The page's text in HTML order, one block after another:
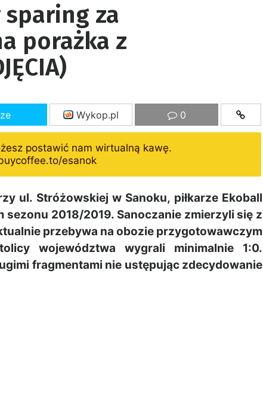
sparing za
porażka z
Wykop.pl 0
postawić nam wirtualną kawę.
esanok
ul. Stróżowskiej w Sanoku, piłkarze Ekoball
2018/2019. Sanoczanie zmierzyli się z
przebywa na obozie przygotowawczym
województwa wygrali minimalnie 1:0.
fragmentami nie ustępując zdecydowanie